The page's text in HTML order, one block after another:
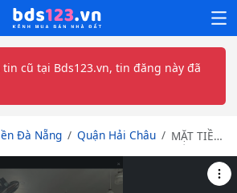
tin cũ tại Bds123.vn, tin đăng này đã
Đà Nẵng Quận Hải Châu
MẶT TIỀN